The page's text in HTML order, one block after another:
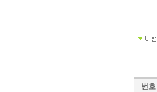
번호